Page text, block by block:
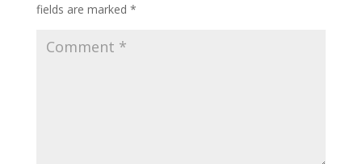
fields are marked *